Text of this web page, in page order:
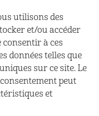
utilisons des
et/ou accéder
à ces
données telles que
sur ce site. Le
peut
et
!
qui vous sont